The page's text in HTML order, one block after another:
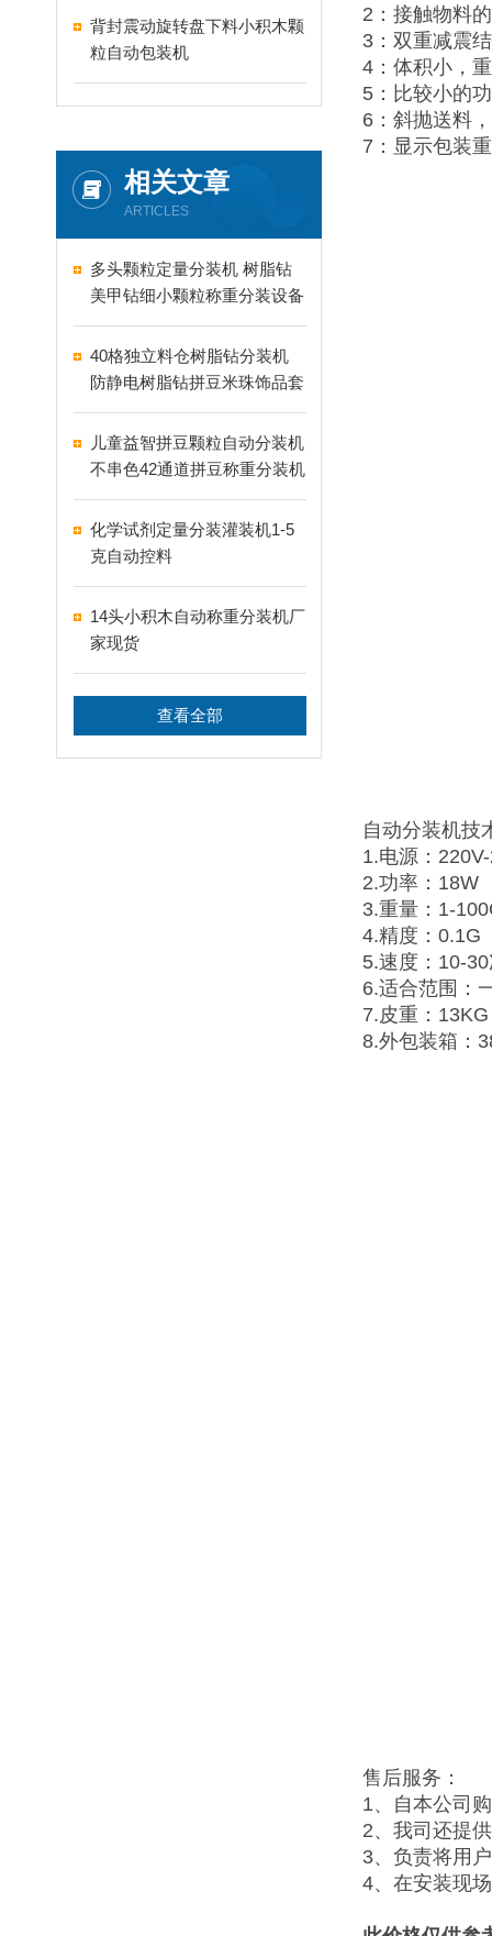
背封震动旋转盘下料小积木颗
粒自动包装机
相关文章
ARTICLES
多头颗粒定量分装机 树脂钻
美甲钻细小颗粒称重分装设备
支持24-60头定制
40格独立料仓树脂钻分装机
防静电树脂钻拼豆米珠饰品套
盒分装设备
儿童益智拼豆颗粒自动分装机
不串色42通道拼豆称重分装机
化学试剂定量分装灌装机1-5
克自动控料
14头小积木自动称重分装机厂
家现货
查看全部
2：接触物料
3：双重减震
4：体积小，
5：比较小的
6：斜抛送料
7：显示包装
自动分装机技
1.电源：
2.功率：18W
3.重量：1-
4.精度：0.1G
5.速度：10-
6.适合范围：
7.皮重：13KG
8.外包装箱：
售后服务：
1、自本公司
2、我司还提
3、负责将用
4、在安装现